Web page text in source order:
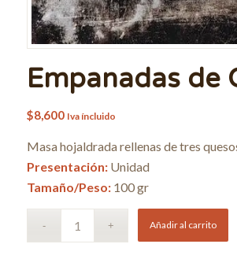
Empanadas de
$8,600 Iva íncluido
Masa hojaldrada rellenas de tres
Presentación:Unidad
Tamaño/Peso:100 gr
Añadir al carrito